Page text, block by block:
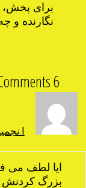
برای پخش،
نگارنده و
6 Comments
ایا لطف می
بزرگ کردنش